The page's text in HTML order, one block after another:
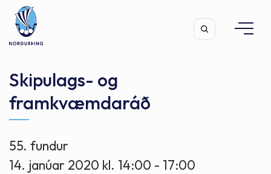
Leita
Skipulags- og
framkvæmdaráð
55. fundur
14. janúar 2020 kl. 14:00 - 17:00